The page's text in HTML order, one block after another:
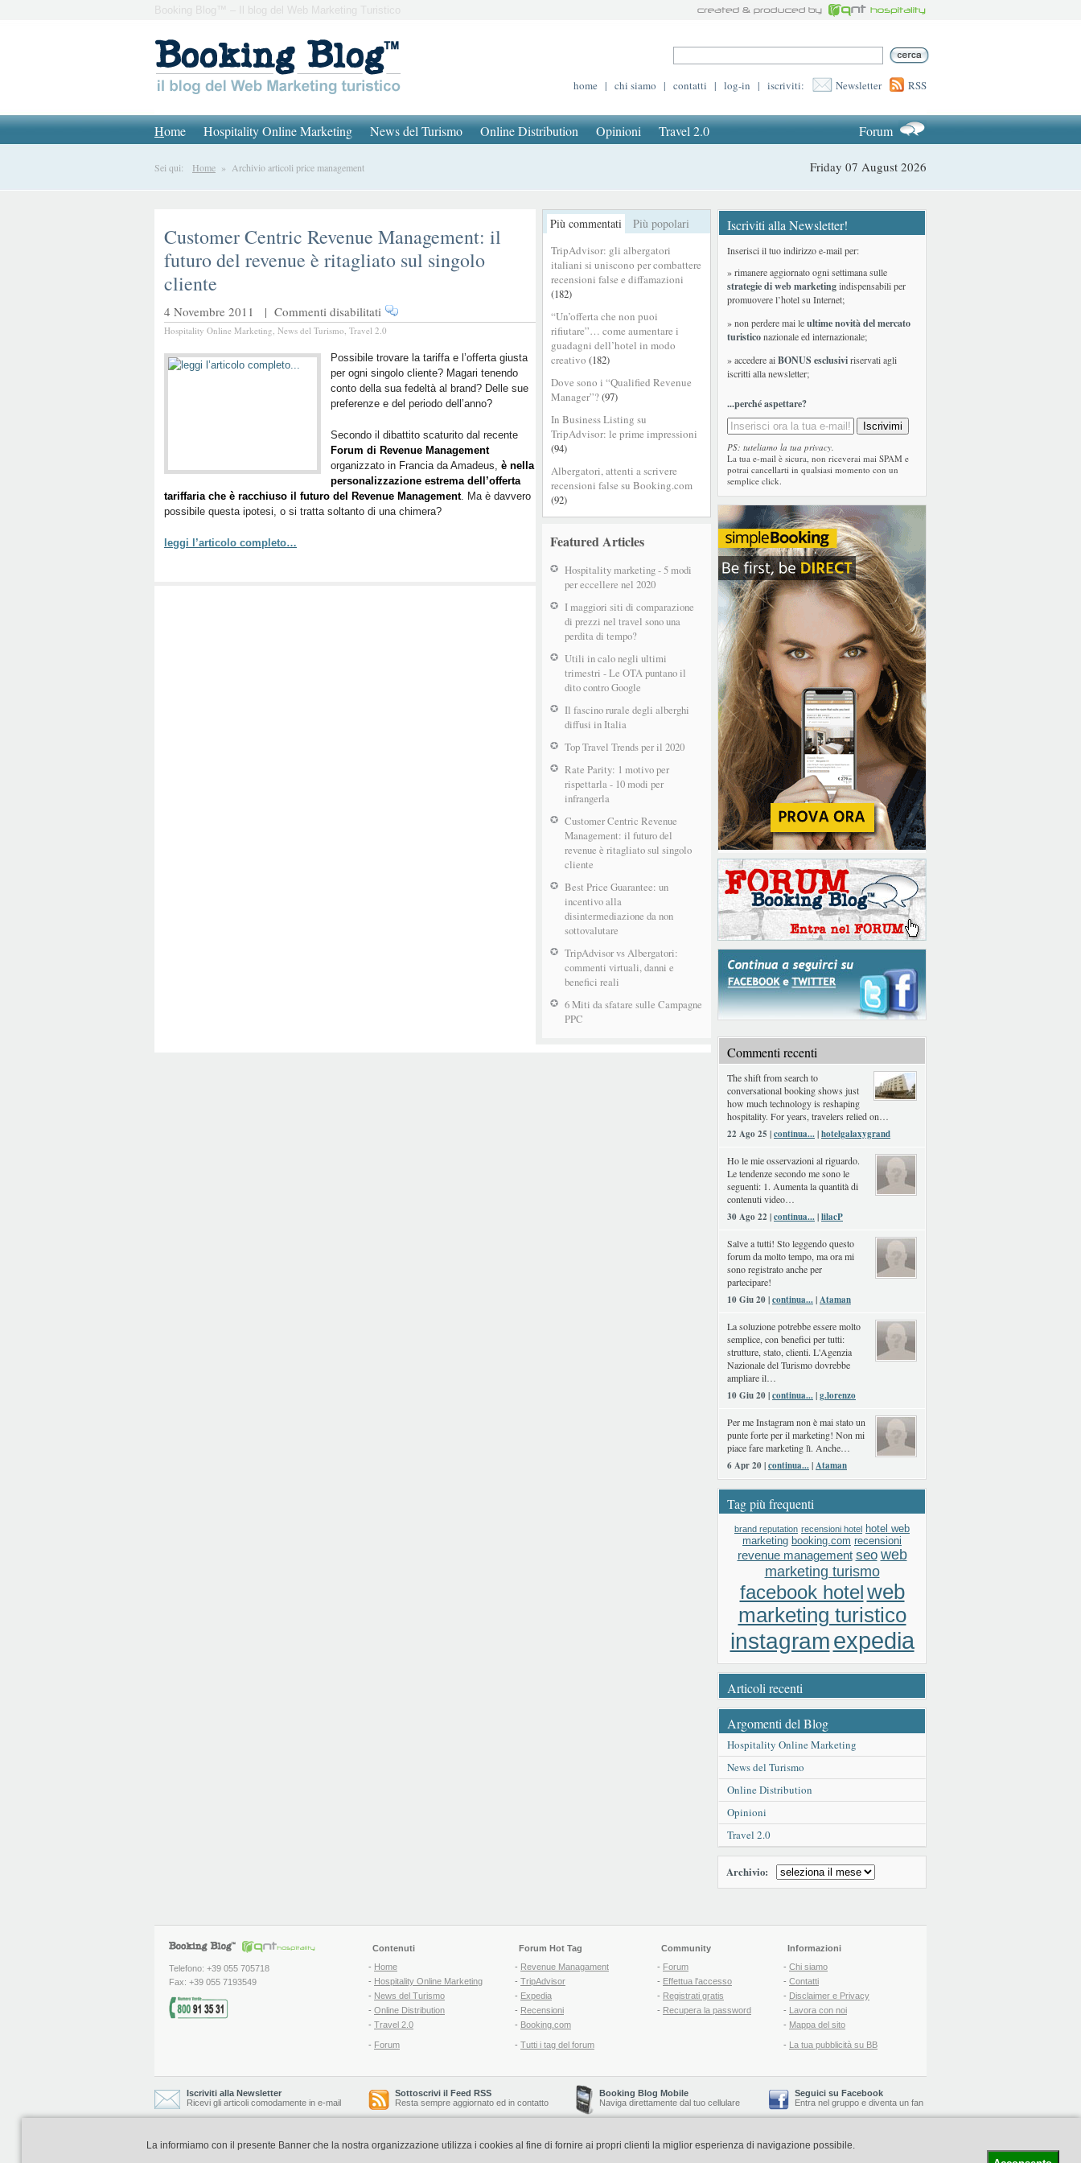
Booking Blog™ – Il blog del Web Marketing Turistico
home | chi siamo | contatti | log-in | iscriviti: Newsletter RSS
Home Hospitality Online Marketing News del Turismo Online Distribution Opinioni Travel 2.0 Forum
Sei qui: Home » Archivio articoli price management Friday 07 August 2026
Più commentati Più popolari
TripAdvisor: gli albergatori
italiani si uniscono per combattere
recensioni false e diffamazioni
(182)
“Un’offerta che non puoi
rifiutare”… come aumentare i
guadagni dell’hotel in modo
creativo (182)
Dove sono i “Qualified Revenue
Manager”?(97)
In Business Listing su
TripAdvisor: le prime impressioni
(94)
Albergatori, attenti a scrivere
recensioni false su Booking.com
(92)
Featured Articles
Hospitality marketing - 5 modi
per eccellere nel 2020
I maggiori siti di comparazione
di prezzi nel travel sono una
perdita di tempo?
Utili in calo negli ultimi
trimestri - Le OTA puntano il
dito contro Google
Il fascino rurale degli alberghi
diffusi in Italia
Top Travel Trends per il 2020
Rate Parity: 1 motivo per
rispettarla - 10 modi per
infrangerla
Customer Centric Revenue
Management: il futuro del
revenue è ritagliato sul singolo
cliente
Best Price Guarantee: un
incentivo alla
disintermediazione da non
sottovalutare
TripAdvisor vs Albergatori:
commenti virtuali, danni e
benefici reali
6 Miti da sfatare sulle Campagne
PPC
Customer Centric Revenue Management: il
futuro del revenue è ritagliato sul singolo
cliente
4 Novembre 2011 | Commenti disabilitati su
Customer
Revenue
Management:
il
futuro
revenue
è
ritagliato
sul
singolo
cliente
Hospitality Online Marketing, News del Turismo, Travel 2.0
Possibile trovare la tariffa e l’offerta giusta
per ogni singolo cliente? Magari tenendo
conto della sua fedeltà al brand? Delle sue
preferenze e del periodo dell’anno?
Secondo il dibattito scaturito dal recente
Forum di Revenue Management
organizzato in Francia da Amadeus, è nella
personalizzazione estrema dell’offerta
tariffaria che è racchiuso il futuro del Revenue Management. Ma è davvero
possibile questa ipotesi, o si tratta soltanto di una chimera?
leggi l’articolo completo…
Iscriviti alla Newsletter!
Inserisci il tuo indirizzo e-mail per:
» rimanere aggiornato ogni settimana sulle
strategie di web marketingindispensabili per
promuovere l’hotel su Internet;
» non perdere mai leultime novità del mercato
turisticonazionale ed internazionale;
» accedere aiBONUS esclusiviriservati agli
iscritti alla newsletter;
...perché aspettare?
PS: tuteliamo la tua privacy.
La tua e-mail è sicura, non riceverai mai SPAM e
potrai cancellarti in qualsiasi momento con un
semplice click.
Commenti recenti
The shift from search to
conversational booking shows just
how much technology is reshaping
hospitality. For years, travelers relied on…
22 Ago 25 |continua...|hotelgalaxygrand
Ho le mie osservazioni al riguardo.
Le tendenze secondo me sono le
seguenti: 1. Aumenta la quantità di
contenuti video…
30 Ago 22 |continua...|lilacP
Salve a tutti! Sto leggendo questo
forum da molto tempo, ma ora mi
sono registrato anche per
partecipare!
10 Giu 20 |continua...|Ataman
La soluzione potrebbe essere molto
semplice, con benefici per tutti:
strutture, stato, clienti. L'Agenzia
Nazionale del Turismo dovrebbe
ampliare il…
10 Giu 20 |continua...|g.lorenzo
Per me Instagram non è mai stato un
punte forte per il marketing! Non mi
piace fare marketing lì. Anche…
6 Apr 20 |continua...|Ataman
Tag più frequenti
brand reputation recensioni hotel hotel web
marketing booking.com recensioni
revenue management seo web
marketing turismo
facebook hotelweb
marketing turistico
instagramexpedia
Articoli recenti
Argomenti del Blog
Hospitality Online Marketing
News del Turismo
Online Distribution
Opinioni
Travel 2.0
Archivio:
Telefono: +39 055 705718
Fax: +39 055 7193549
Contenuti
- Home
- Hospitality Online Marketing
- News del Turismo
- Online Distribution
- Travel 2.0
- Forum
Forum Hot Tag
- Revenue Managament
- TripAdvisor
- Expedia
- Recensioni
- Booking.com
- Tutti i tag del forum
Community
- Forum
- Effettua l'accesso
- Registrati gratis
- Recupera la password
Informazioni
- Chi siamo
- Contatti
- Disclaimer e Privacy
- Lavora con noi
- Mappa del sito
- La tua pubblicità su BB
Iscriviti alla Newsletter
Ricevi gli articoli comodamente in e-mail
Sottoscrivi il Feed RSS
Resta sempre aggiornato ed in contatto
Booking Blog Mobile
Naviga direttamente dal tuo cellulare
Seguici su Facebook
Entra nel gruppo e diventa un fan
Booking Blog è realizzato e curato da Copyright © 2006-2026 QNT S.r.l. Socio Unico -www.qnt.it-Booking Blog™ -Il blog del Web Marketing Turistico
La informiamo con il presente Banner che la nostra organizzazione utilizza i cookies al fine di fornire ai propri clienti la miglior esperienza di navigazione possibile.